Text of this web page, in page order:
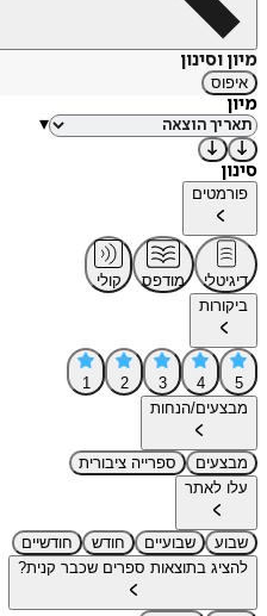
מיון וסינון
איפוס
מיון
▾
סינון
פורמטים
דיגיטלי מודפס
קולי
ביקורות
5
4
3
2
1
מבצעים/הנחות
מבצעים
ספרייה ציבורית
עלו לאתר
שבוע שבועיים חודש
חודשיים
להציג בתוצאות ספרים שכבר קנית?